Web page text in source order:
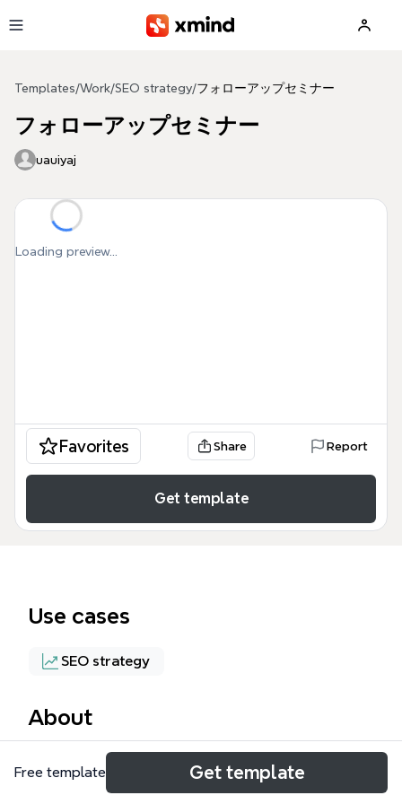
Templates/Work/SEO strategy/フォローアップセミナー
フォローアップセミナー
uauiyaj
Loading preview...
Favorites Share Report
Get template
Use cases
SEO strategy
About
フォローアップセミナーは、アフィリエイトサイト運
営の全工程を網羅した110ノードのマインドマップテ
Free template Get template